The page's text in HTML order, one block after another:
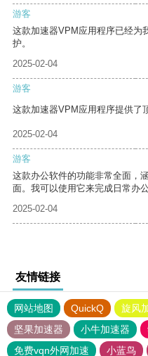
游客
这款加速器VPM应用程序已经为
护。
2025-02-04
游客
这款加速器VPM应用程序提供了
2025-02-04
游客
这款办公软件的功能非常全面，
面。我可以使用它来完成日常办
2025-02-04
友情链接
网站地图 QuickQ 旋风
坚果加速器
小牛加速器
免费vqn外网加速
小蓝鸟